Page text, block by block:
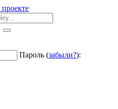
Пароль (забыли?):